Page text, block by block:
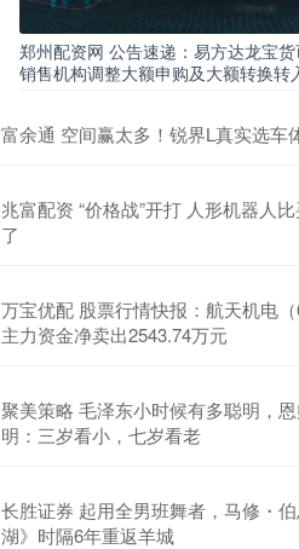
郑州配资网 公告速递：易方达龙宝
销售机构调整大额申购及大额转换转
富余通 空间赢太多！锐界L真实选车
兆富配资 “价格战”开打 人形机器人
了
万宝优配 股票行情快报：航天机电
主力资金净卖出2543.74万元
聚美策略 毛泽东小时候有多聪明，
明：三岁看小，七岁看老
长胜证券 起用全男班舞者，马修・
湖》时隔6年重返羊城